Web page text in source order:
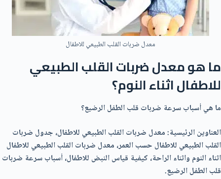
معدل ضربات القلب الطبيعي للاطفال
ما هو معدل ضربات القلب الطبيعي
للاطفال اثناء النوم؟
ما هي أسباب سرعة ضربات قلب الطفل الرضيع؟
العناوين الرئيسية: معدل ضربات القلب الطبيعي للاطفال، جدول ضربات
القلب الطبيعي للاطفال حسب العمر، معدل ضربات القلب الطبيعي للاطفال
اثناء النوم واثناء الراحة، كيفية قياس النبض للاطفال، أسباب سرعة ضربات
قلب الطفل الرضيع.